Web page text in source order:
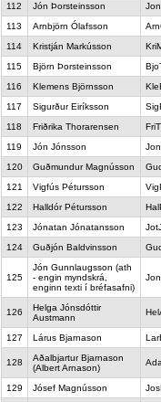
112 Jón Þorsteinsson
113
Arnbjörn Ólafsson
114
Kristján Markússon
115
Björn Þorsteinsson
116
Klemens Björnsson
117
Sigurður Eiríksson
118
Friðrika Thorarensen
119
Jón Jónsson
120
Guðmundur Magnússon
121
Vigfús Pétursson
122
Halldór Pétursson
123
Jónatan Jónatansson
124
Guðjón Baldvinsson
125
Jón Gunnlaugsson (ath
- engin myndskrá,
enginn texti í bréfasafni)
126
Helga Jónsdóttir
Austmann
127 Lárus Bjarnason
128
Aðalbjartur Bjarnason
(Albert Arnason)
129 Jósef Magnússon